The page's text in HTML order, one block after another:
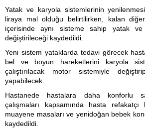
Yatak ve karyola sistemlerinin
liraya mal olduğu belirtilirken, kalan
içerisinde aynı sisteme sahip yatak ve
değiştirileceği kaydedildi.
Yeni sistem yataklarda tedavi görecek
bel ve boyun hareketlerini karyola
çalıştırılacak motor sistemiyle
yapabilecek.
Hastanede hastalara daha konforlu
çalışmaları kapsamında hasta refakatçı
muayene masaları ve yenidoğan bebek
kaydedildi.